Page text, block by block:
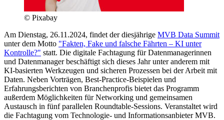
© Pixabay
Am Dienstag, 26.11.2024, findet der diesjährige MVB Data Summit
unter dem Motto "Fakten, Fake und falsche Fährten – KI unter
Kontrolle?" statt. Die digitale Fachtagung für Datenmanagerinnen
und Datenmanager beschäftigt sich dieses Jahr unter anderem mit
KI-basierten Werkzeugen und sicheren Prozessen bei der Arbeit mit
Daten. Neben Vorträgen, Best-Practice-Beispielen und
Erfahrungsberichten von Branchenprofis bietet das Programm
außerdem Möglichkeiten für Networking und gemeinsamen
Austausch in fünf parallelen Roundtable-Sessions. Veranstaltet wird
die Fachtagung vom Technologie- und Informationsanbieter MVB.